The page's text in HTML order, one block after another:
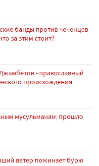
банды против чеченцев
за этим стоит?
- православный
происхождения
мусульманам: прошло
ветер пожинает бурю